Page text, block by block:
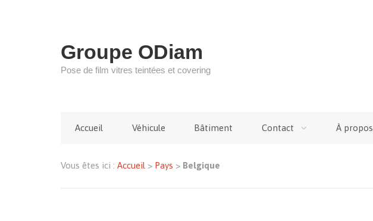
Groupe ODiam
Pose de film vitres teintées et covering
Accueil Véhicule Bâtiment Contact À propos
Vous êtes ici :Accueil > Pays > Belgique